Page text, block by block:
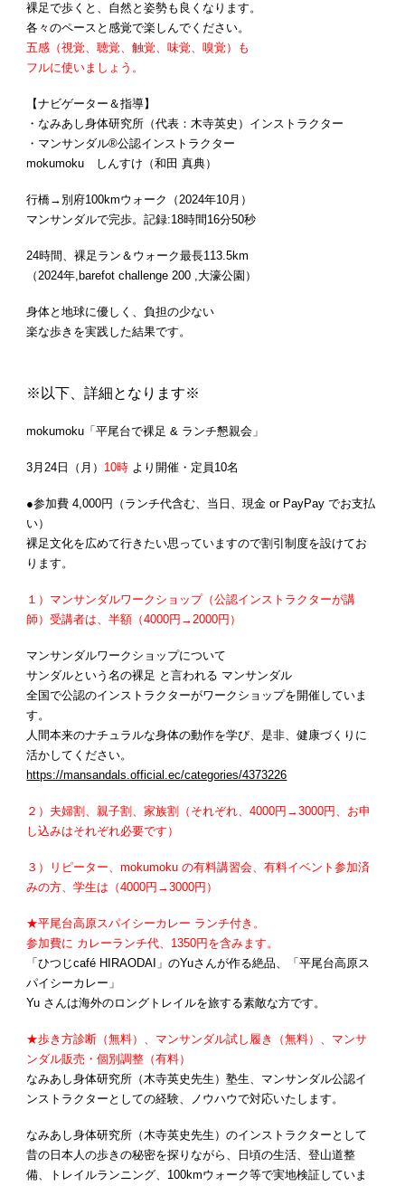
裸足で歩くと、自然と姿勢も良くなります。
各々のペースと感覚で楽しんでください。
五感（視覚、聴覚、触覚、味覚、嗅覚）も
フルに使いましょう。
【ナビゲーター＆指導】
・なみあし身体研究所（代表：木寺英史）インストラクター
・マンサンダル®︎公認インストラクター
mokumoku しんすけ（和田 真典）
行橋→別府100kmウォーク（2024年10月）
マンサンダルで完歩。記録:18時間16分50秒
24時間、裸足ラン＆ウォーク最長113.5km
（2024年,barefot challenge 200 ,大濠公園）
身体と地球に優しく、負担の少ない
楽な歩きを実践した結果です。
※以下、詳細となります※
mokumoku「平尾台で裸足 & ランチ懇親会」
3月24日（月） 10時 より開催・定員10名
●参加費 4,000円（ランチ代含む、当日、現金 or PayPay でお支払
い）
裸足文化を広めて行きたい思っていますので割引制度を設けてお
ります。
１）マンサンダルワークショップ（公認インストラクターが講
師）受講者は、半額（4000円→2000円）
マンサンダルワークショップについて
サンダルという名の裸足 と言われる マンサンダル
全国で公認のインストラクターがワークショップを開催していま
す。
人間本来のナチュラルな身体の動作を学び、是非、健康づくりに
活かしてください。
https://mansandals.official.ec/categories/4373226
２）夫婦割、親子割、家族割（それぞれ、4000円→3000円、お申
し込みはそれぞれ必要です）
３）リピーター、mokumoku の有料講習会、有料イベント参加済
みの方、学生は（4000円→3000円）
★平尾台高原スパイシーカレー ランチ付き。
参加費に カレーランチ代、1350円を含みます。
「ひつじcafé HIRAODAI」のYuさんが作る絶品、「平尾台高原ス
パイシーカレー」
Yu さんは海外のロングトレイルを旅する素敵な方です。
★歩き方診断（無料）、マンサンダル試し履き（無料）、マンサ
ンダル販売・個別調整（有料）
なみあし身体研究所（木寺英史先生）塾生、マンサンダル公認イ
ンストラクターとしての経験、ノウハウで対応いたします。
なみあし身体研究所（木寺英史先生）のインストラクターとして
昔の日本人の歩きの秘密を探りながら、日頃の生活、登山道整
備、トレイルランニング、100kmウォーク等で実地検証していま